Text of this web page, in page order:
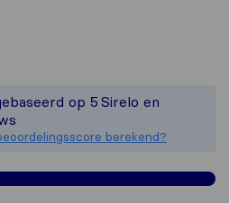
het meest
reviews van
op 5 Sirelo en
berekend?